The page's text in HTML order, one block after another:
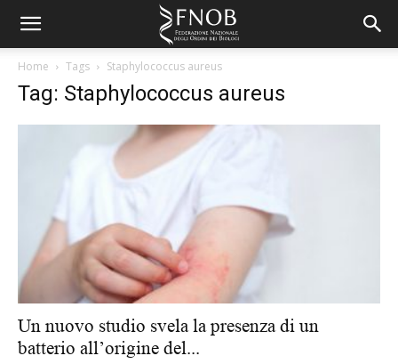
Home Tags Staphylococcus aureus
Tag: Staphylococcus aureus
Un nuovo studio svela la presenza di un
batterio all’origine del...